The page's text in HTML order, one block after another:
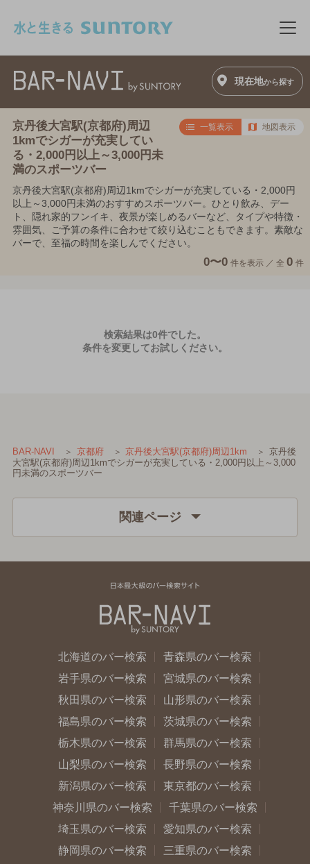
メ
現在地から探す
京丹後大宮駅(京都府)周辺
1kmでシガーが充実してい
る・2,000円以上～3,000円未
満のスポーツバー
一覧表示 地図表示
京丹後大宮駅(京都府)周辺1kmでシガーが充実している・2,000円
以上～3,000円未満のおすすめスポーツバー。ひとり飲み、デー
ト、隠れ家的フンイキ、夜景が楽しめるバーなど、タイプや特徴・
雰囲気、ご予算の条件に合わせて絞り込むこともできます。素敵な
バーで、至福の時間を楽しんでください。
0〜0 件を表示 ／ 全 0 件
検索結果は0件でした。
条件を変更してお試しください。
BAR-NAVI 京都府 京丹後大宮駅(京都府)周辺1km
京丹後
大宮駅(京都府)周辺1kmでシガーが充実している・2,000円以上～3,000
円未満のスポーツバー
関連ページ
北海道のバー検索
青森県のバー検索
岩手県のバー検索
宮城県のバー検索
秋田県のバー検索
山形県のバー検索
福島県のバー検索
茨城県のバー検索
栃木県のバー検索
群馬県のバー検索
山梨県のバー検索
長野県のバー検索
新潟県のバー検索
東京都のバー検索
神奈川県のバー検索
千葉県のバー検索
埼玉県のバー検索
愛知県のバー検索
静岡県のバー検索
三重県のバー検索